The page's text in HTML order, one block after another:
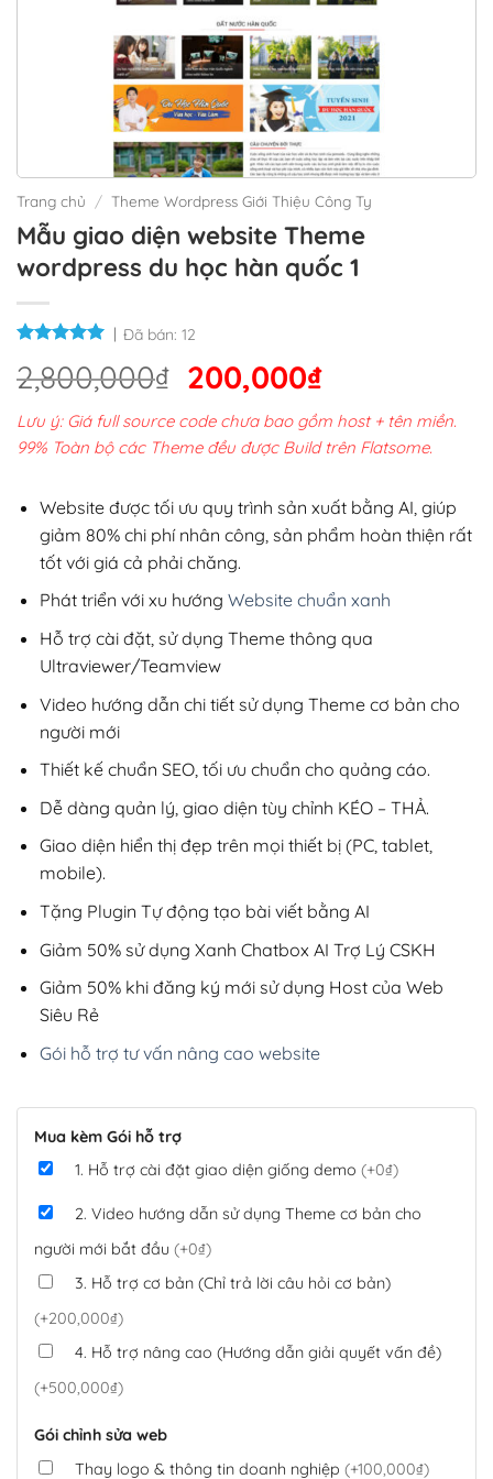
Trang chủ / Theme Wordpress Giới Thiệu Công Ty
Mẫu giao diện website Theme
wordpress du học hàn quốc 1
Đã bán: 12
2,800,000₫ Giá
gốc
là:
2,800,000₫.
200,000₫Giá
hiện
tại
200,000₫.
Lưu ý: Giá full source code chưa bao gồm host + tên miền.
99% Toàn bộ các Theme đều được Build trên Flatsome.
Website được tối ưu quy trình sản xuất bằng AI, giúp
giảm 80% chi phí nhân công, sản phẩm hoàn thiện rất
tốt với giá cả phải chăng.
Phát triển với xu hướng Website chuẩn xanh
Hỗ trợ cài đặt, sử dụng Theme thông qua
Ultraviewer/Teamview
Video hướng dẫn chi tiết sử dụng Theme cơ bản cho
người mới
Thiết kế chuẩn SEO, tối ưu chuẩn cho quảng cáo.
Dễ dàng quản lý, giao diện tùy chỉnh KÉO – THẢ.
Giao diện hiển thị đẹp trên mọi thiết bị (PC, tablet,
mobile).
Tặng Plugin Tự động tạo bài viết bằng AI
Giảm 50% sử dụng Xanh Chatbox AI Trợ Lý CSKH
Giảm 50% khi đăng ký mới sử dụng Host của Web
Siêu Rẻ
Gói hỗ trợ tư vấn nâng cao website
Mua kèm Gói hỗ trợ
1. Hỗ trợ cài đặt giao diện giống demo (+0₫)
2. Video hướng dẫn sử dụng Theme cơ bản cho
người mới bắt đầu (+0₫)
3. Hỗ trợ cơ bản (Chỉ trả lời câu hỏi cơ bản)
(+200,000₫)
4. Hỗ trợ nâng cao (Hướng dẫn giải quyết vấn đề)
(+500,000₫)
Gói chỉnh sửa web
Thay logo & thông tin doanh nghiệp (+100,000₫)